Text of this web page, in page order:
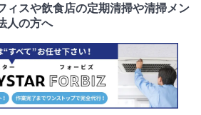
ィスや飲食店の定期清掃や清掃メン
人の方へ